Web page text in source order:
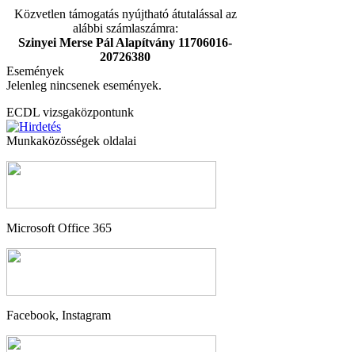
Közvetlen támogatás nyújtható átutalással az
alábbi számlaszámra:
Szinyei Merse Pál Alapítvány 11706016-
20726380
Események
Jelenleg nincsenek események.
ECDL vizsgaközpontunk
Munkaközösségek oldalai
Microsoft Office 365
Facebook, Instagram